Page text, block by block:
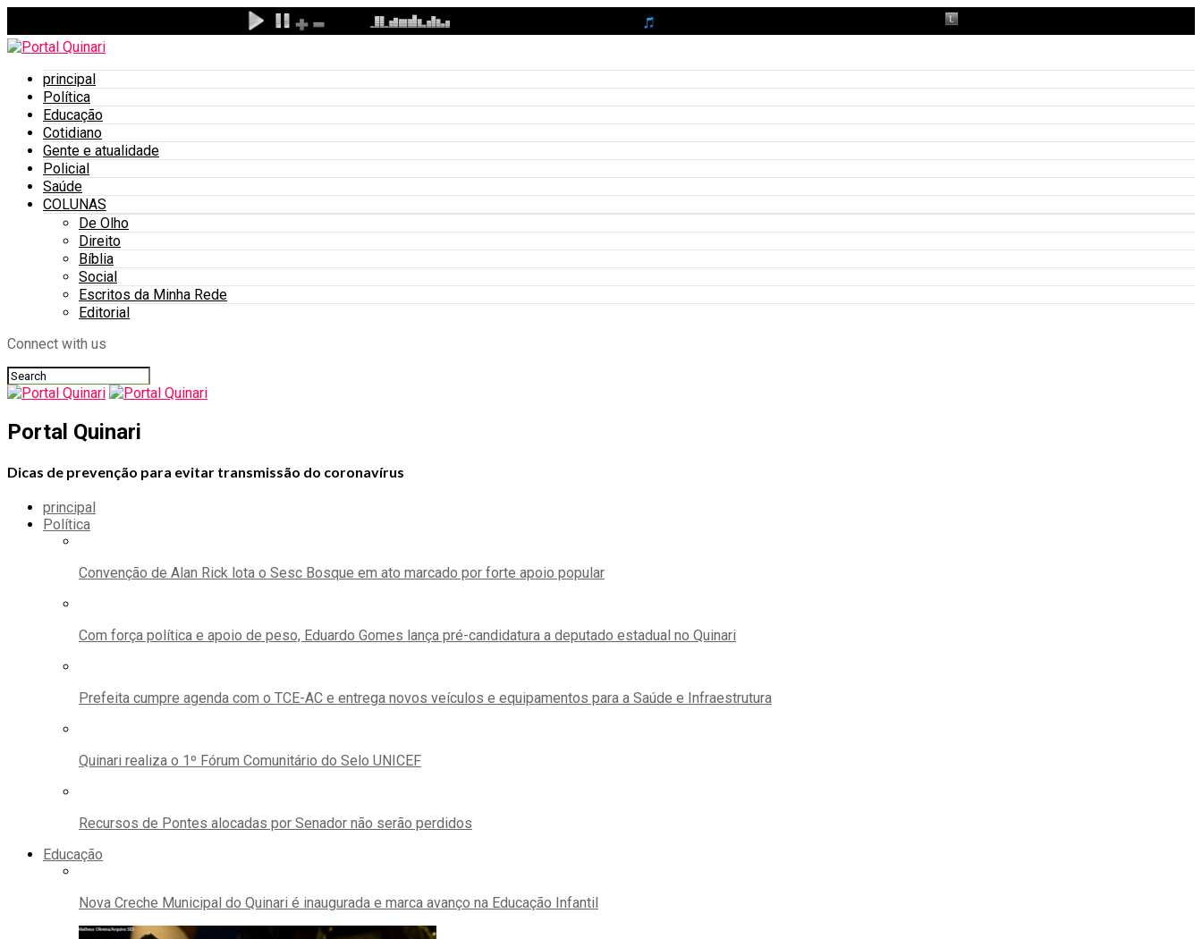
principal
Política
Educação
Cotidiano
Gente e atualidade
Policial
Saúde
COLUNAS
De Olho
Direito
Bíblia
Social
Escritos da Minha Rede
Editorial
Connect with us
Portal Quinari
Dicas de prevenção para evitar transmissão do coronavírus
principal
Política
Convenção de Alan Rick lota o Sesc Bosque em ato marcado por forte apoio popular
Com força política e apoio de peso, Eduardo Gomes lança pré-candidatura a deputado estadual no Quinari
Prefeita cumpre agenda com o TCE-AC e entrega novos veículos e equipamentos para a Saúde e Infraestrutura
Quinari realiza o 1º Fórum Comunitário do Selo UNICEF
Recursos de Pontes alocadas por Senador não serão perdidos
Educação
Nova Creche Municipal do Quinari é inaugurada e marca avanço na Educação Infantil